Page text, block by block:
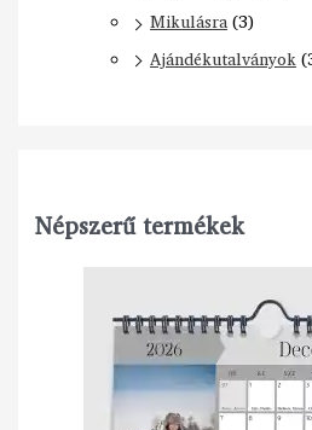
Mikulásra(3)
Ajándékutalványok
Népszerű termékek